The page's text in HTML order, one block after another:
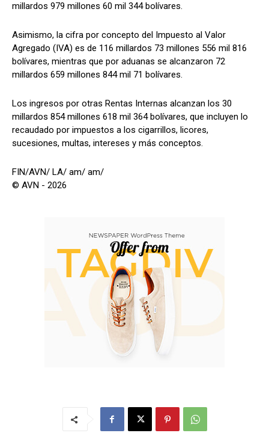
millardos 979 millones 60 mil 344 bolívares.
Asimismo, la cifra por concepto del Impuesto al Valor
Agregado (IVA) es de 116 millardos 73 millones 556 mil 816
bolívares, mientras que por aduanas se alcanzaron 72
millardos 659 millones 844 mil 71 bolívares.
Los ingresos por otras Rentas Internas alcanzan los 30
millardos 854 millones 618 mil 364 bolívares, que incluyen lo
recaudado por impuestos a los cigarrillos, licores,
sucesiones, multas, intereses y más conceptos.
FIN/AVN/ LA/ am/ am/
© AVN - 2026